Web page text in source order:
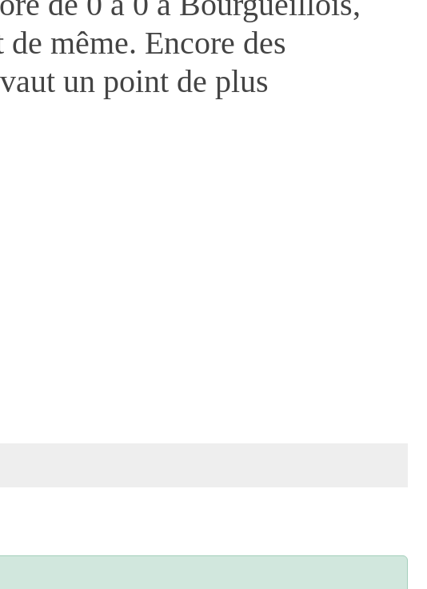
même. Encore des
un point de plus